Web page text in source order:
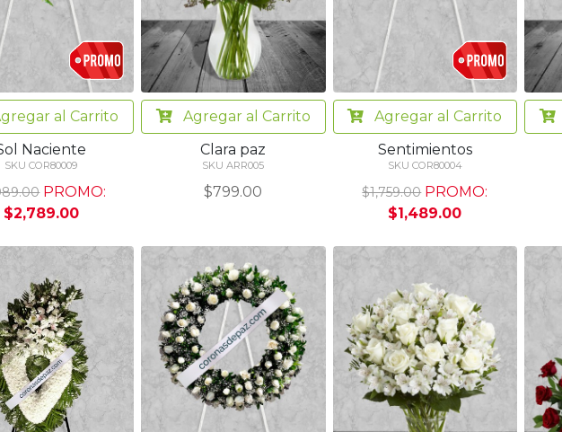
al Carrito
Naciente
SKU COR80009
PROMO:
$2,789.00
Agregar al Carrito
Clara paz
SKU ARR005
$799.00
Agregaral Carrito
Sentimientos
SKU COR80004
$1,759.00 PROMO:
$1,489.00